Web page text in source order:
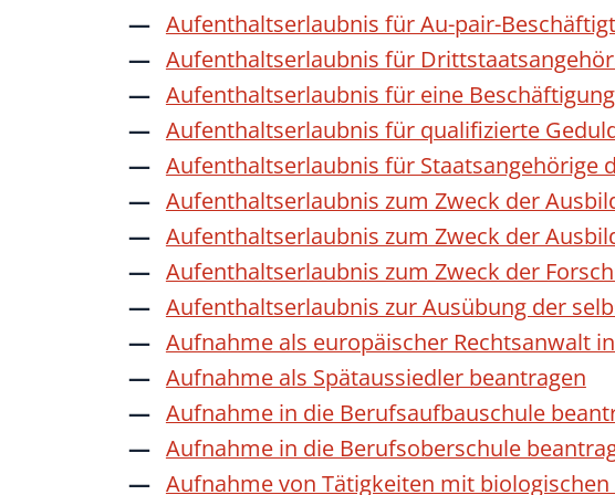
Aufenthaltserlaubnis für Au-pair-
Aufenthaltserlaubnis für
Aufenthaltserlaubnis für eine
Aufenthaltserlaubnis für qualifizierte
Aufenthaltserlaubnis für Staatsangehörige
Aufenthaltserlaubnis zum Zweck der
Aufenthaltserlaubnis zum Zweck der
Aufenthaltserlaubnis zum Zweck der
Aufenthaltserlaubnis zur Ausübung der
Aufnahme als europäischer Rechtsanwalt
Aufnahme als Spätaussiedler beantragen
Aufnahme in die Berufsaufbauschule
Aufnahme in die Berufsoberschule
Aufnahme von Tätigkeiten mit